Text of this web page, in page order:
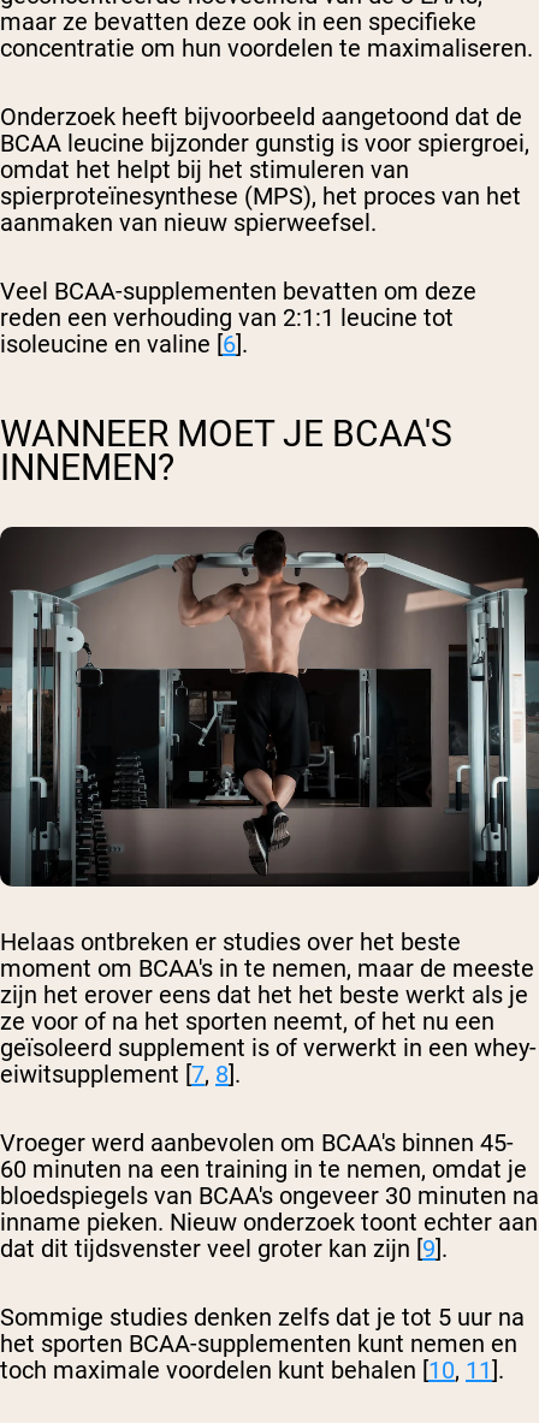
maar ze bevatten deze ook in een specifieke
concentratie om hun voordelen te maximaliseren.
Onderzoek heeft bijvoorbeeld aangetoond dat de
BCAA leucine bijzonder gunstig is voor spiergroei,
omdat het helpt bij het stimuleren van
spierproteïnesynthese (MPS), het proces van het
aanmaken van nieuw spierweefsel.
Veel BCAA-supplementen bevatten om deze
reden een verhouding van 2:1:1 leucine tot
isoleucine en valine [6].
WANNEER MOET JE BCAA'S
INNEMEN?
Helaas ontbreken er studies over het beste
moment om BCAA's in te nemen, maar de meeste
zijn het erover eens dat het het beste werkt als je
ze voor of na het sporten neemt, of het nu een
geïsoleerd supplement is of verwerkt in een whey-
eiwitsupplement [7, 8].
Vroeger werd aanbevolen om BCAA's binnen 45-
60 minuten na een training in te nemen, omdat je
bloedspiegels van BCAA's ongeveer 30 minuten na
inname pieken. Nieuw onderzoek toont echter aan
dat dit tijdsvenster veel groter kan zijn [9].
Sommige studies denken zelfs dat je tot 5 uur na
het sporten BCAA-supplementen kunt nemen en
toch maximale voordelen kunt behalen [10, 11].